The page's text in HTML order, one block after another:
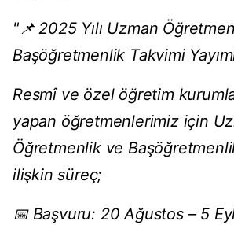
"📌 2025 Yılı Uzman
Başöğretmenlik Takvimi
Resmî ve özel öğretim
yapan öğretmenlerimiz için
Öğretmenlik ve
ilişkin süreç;
📅 Başvuru: 20 Ağustos – 5